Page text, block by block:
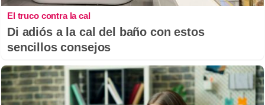
El truco contra la cal
Di adiós a la cal del baño con estos
sencillos consejos